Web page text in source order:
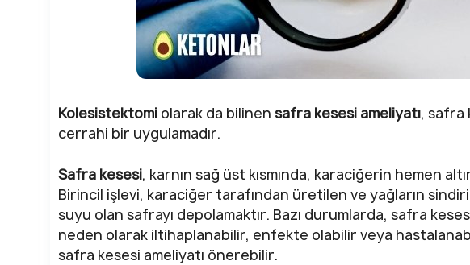
Kolesistektomi olarak da bilinen safra kesesi ameliyatı, safra
cerrahi bir uygulamadır.
Safra kesesi, karnın sağ üst kısmında, karaciğerin hemen
Birincil işlevi, karaciğer tarafından üretilen ve yağların
suyu olan safrayı depolamaktır. Bazı durumlarda, safra
neden olarak iltihaplanabilir, enfekte olabilir veya
safra kesesi ameliyatı önerebilir.